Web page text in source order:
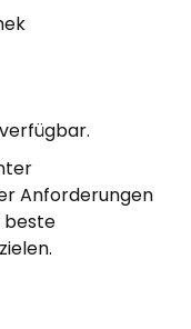
Anforderungen
beste